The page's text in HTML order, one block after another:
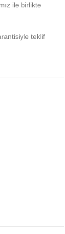
ile birlikte
teklif